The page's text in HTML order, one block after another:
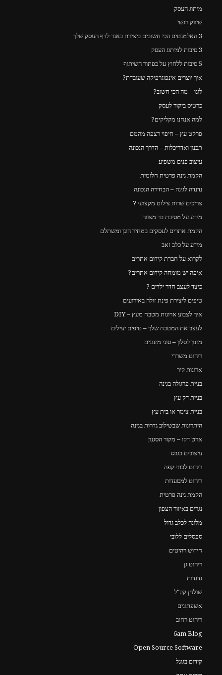
מיתוג העסק
שיווק רגשי
3 האלמנטים הכי חשובים ביצירת באנר לדף העסק שלך
3 סיבות למיתוג העסק
5 סיבות ללחוץ על כפתור השיתוף
איך יוצרים אינפוגרפיקה שעובדת?
לוגו – מה הכי חשוב?
כרטיס ביקור לעסק
למה אנחנו מקליקים?
פרקט עץ – חיפוי רצפה מהמם
תכנון ואדריכלות – הדרך הנכונה
עיצוב פנים משפיע
הקמת גינה פרטית חלומית
נדנדה לגינה – הבחירה הנכונה
צריכים שרות צילום מקצועי ?
מידע על מסיבת בר מצווה
הקמת אתרים לעסקים במחיר הוגן ומשתלם
מידע על כלב זאב
לקרוא על חברת קידום אתרים
איפה יש מומחה קידום אתרים?
כיצד לעצב חדר ילדים ?
טיפים ליצירת פינת זולה באירועים
איך לצבוע ארונות מטבח מעץ – DIY
לעצב את המטבח שלך – טיפים יעילים
מזנון לסלון – סוגי מזנונים
ריהוט משרדי
ארונות קיר
בניית פרגולה בגינה
בניית דק עץ
בניית צימר או בית עץ
היתרונות שבשילוב גדרות בגינה
ארט דקו – מקור הסגנון
עיצובים בגבס
ריהוט לבתי קפה
ריהוט למסעדות
הקמת גינה פרטית
נגרים באיזור הצפון
מלונה לכלב גדול
ספסלים ללובי
חידוש רהיטים
ריהוט גן
נדנדות
שולחן קק"ל
אשפתונים
ריהוט רחוב
6am Blog
Open Source Software
קידום בגוגל